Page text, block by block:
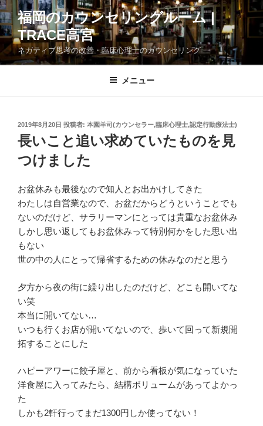
コ
ン
テ
ン
ツ
福岡のカウンセリングルーム |
TRACE高宮
ネガティブ思考の改善・臨床心理士のカウンセリング
メニュー
投
稿
日:
2019年8月20日 投稿者: 本園羊司(カウンセラー,臨床心理士,認定行動療法士)
長いこと追い求めていたものを見
つけました
お盆休みも最後なので知人とお出かけしてきた
わたしは自営業なので、お盆だからどうということでも
ないのだけど、サラリーマンにとっては貴重なお盆休み
しかし思い返してもお盆休みって特別何かをした思い出
もない
世の中の人にとって帰省するための休みなのだと思う
夕方から夜の街に繰り出したのだけど、どこも開いてな
い笑
本当に開いてない…
いつも行くお店が開いてないので、歩いて回って新規開
拓することにした
ハピーアワーに餃子屋と、前から看板が気になっていた
洋食屋に入ってみたら、結構ボリュームがあってよかっ
た
しかも2軒行ってまだ1300円しか使ってない！